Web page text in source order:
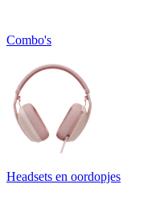
Combo's
Headsets en oordopjes